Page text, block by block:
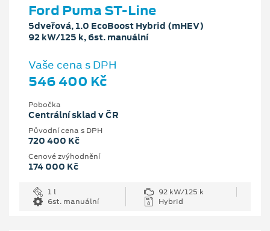
Ford Puma ST-Line
5dveřová, 1.0 EcoBoost Hybrid (mHEV)
92 kW/125 k, 6st. manuální
Vaše cena s DPH
546 400 Kč
Pobočka
Centrální sklad v ČR
Původní cena s DPH
720 400 Kč
Cenové zvýhodnění
174 000 Kč
1 l
92 kW/125 k
6st. manuální
Hybrid